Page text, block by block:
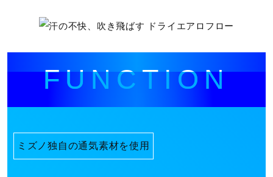
ポリエステル100％
a
y
V
FUNCTION
ミズノ独自の通気素材を使用